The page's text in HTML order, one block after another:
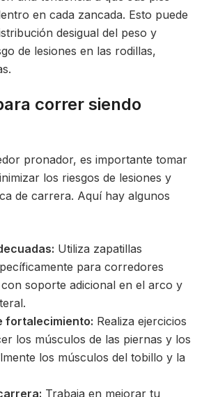
en cada zancada. Esto puede
desigual del peso y
de lesiones en las rodillas,
correr siendo
pronador, es importante tomar
los riesgos de lesiones y
de carrera. Aquí hay algunos
Utiliza zapatillas
para corredores
soporte adicional en el arco y
fortalecimiento: Realiza ejercicios
los músculos de las piernas y los
los músculos del tobillo y la
Trabaja en mejorar tu